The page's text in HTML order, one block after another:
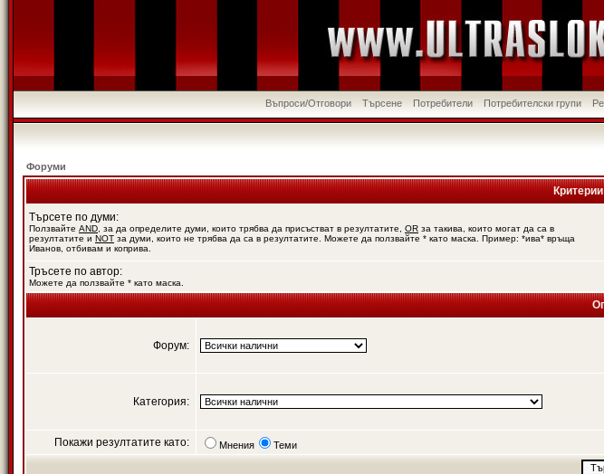
Въпроси/Отговори Търсене Потребители Потребителски групи
Форуми
Търсете по думи:
Ползвайте AND , за да определите думи, които трябва да присъстват в резултатите, OR за такива, които могат да са в
резултатите и NOT за думи, които не трябва да са в резултатите. Можете да ползвайте * като маска. Пример: *ива* връща
Иванов, отбивам и коприва.
Тръсете по автор:
Можете да ползвайте * като маска.
Форум:
Категория:
Покажи резултатите като: Мнения Теми